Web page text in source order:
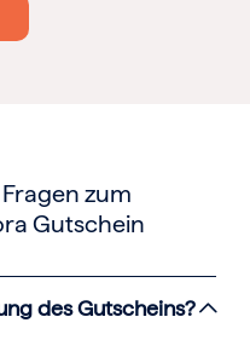
zum
Gutschein
des Gutscheins?